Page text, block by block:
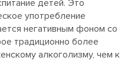
детей. Это
употребление
негативным фоном со
традиционно более
алкоголизму, чем к